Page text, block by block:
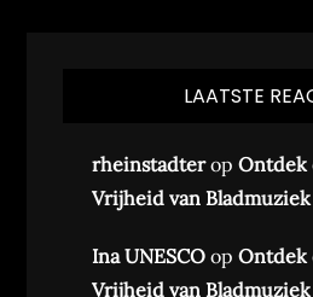
LAATSTE
rheinstadteropOntdek
Vrijheid van
Ina UNESCO opOntdek
Vrijheid van